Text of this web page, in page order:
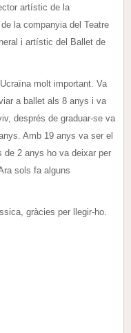
artístic de la
la companyia del Teatre
i artístic del Ballet de
molt important. Va
a ballet als 8 anys i va
després de graduar-se va
Amb 19 anys va ser el
de 2 anys ho va deixar per
sols fa alguns
gràcies per llegir-ho.